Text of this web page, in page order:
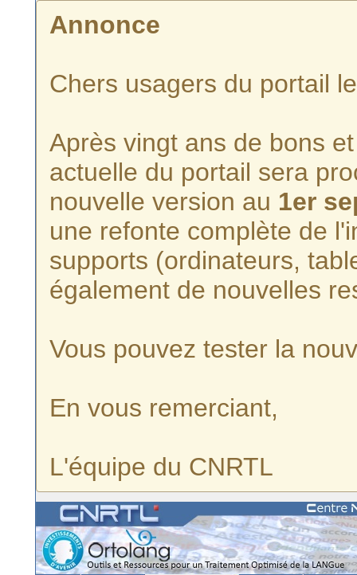
Annonce
Chers usagers du portail
Après vingt ans de bons
actuelle du portail sera
nouvelle version au 1er
une refonte complète de
supports (ordinateurs,
également de nouvelles
Vous pouvez tester la
En vous remerciant,
L'équipe du CNRTL